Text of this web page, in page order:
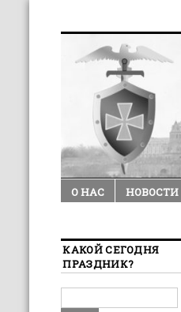
О НАС НОВОСТИ
КАКОЙ СЕГОДНЯ
ПРАЗДНИК?